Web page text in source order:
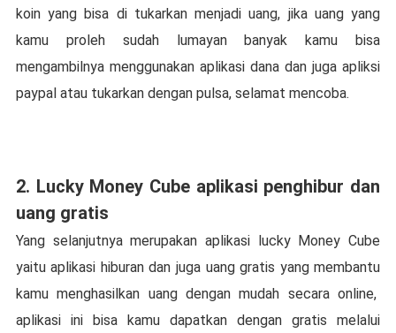
koin yang bisa di tukarkan menjadi uang, jika uang yang
kamu proleh sudah lumayan banyak kamu bisa
mengambilnya menggunakan aplikasi dana dan juga apliksi
paypal atau tukarkan dengan pulsa, selamat mencoba.
2. Lucky Money Cube aplikasi penghibur dan
uang gratis
Yang selanjutnya merupakan aplikasi lucky Money Cube
yaitu aplikasi hiburan dan juga uang gratis yang membantu
kamu menghasilkan uang dengan mudah secara online,
aplikasi ini bisa kamu dapatkan dengan gratis melalui